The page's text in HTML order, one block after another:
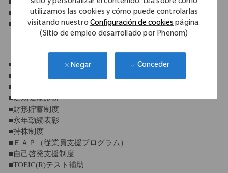
utilizamos las cookies y cómo puede controlarlas
visitando nuestro Configuración de cookiespágina.
(Sitio de empleo desarrollado por Phenom)
Negar Conceder
■有給休暇（10日～21日）
■産休・育休制度
【福利厚生】
■社会保険完備
■退職金制度
■団体保険
■定期健康診断
■財形貯蓄制度
■永年勤続表彰
■持株制度
■ＥＡＰ（従業員支援プログラム）
■自己啓発支援制度
■TOEIC(R)テスト補助